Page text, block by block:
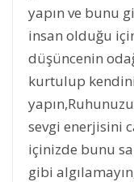
yapın ve bunu
insan olduğu
düşüncenin
kurtulup
sevgi enerjisini
içinizde bunu
gibi